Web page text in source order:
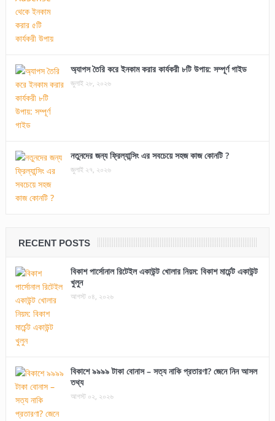
অ্যাপস তৈরি করে ইনকাম করার কার্যকরী ৮টি উপায়: সম্পূর্ণ গাইড
জুলাই ২৮, ২০২৬
নতুনদের জন্য ফ্রিল্যান্সিং এর সবচেয়ে সহজ কাজ কোনটি ?
জুলাই ২৭, ২০২৬
RECENT POSTS
বিকাশ পার্সোনাল রিটেইল একাউন্ট খোলার নিয়ম: বিকাশ মার্চেন্ট একাউন্ট
খুলুন
আগস্ট ০৪, ২০২৬
বিকাশে ৯৯৯৯ টাকা বোনাস – সত্য নাকি প্রতারণা? জেনে নিন আসল
তথ্য
আগস্ট ০২, ২০২৬